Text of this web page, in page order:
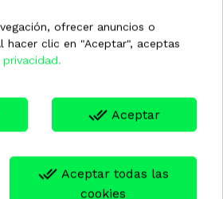
ofrecer anuncios o
clic en "Aceptar", aceptas
done_all Aceptar
done_all Aceptar todas las
cookies